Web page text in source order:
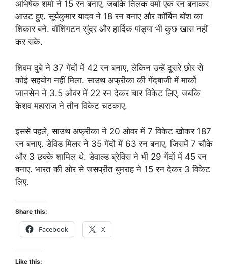
अभिषेक शर्मा ने 15 रन बनाए, जबकि तिलक वर्मा एक रन बनाकर
आउट हुए. सूर्यकुमार यादव ने 18 रन बनाए और कॉर्बिन बॉश का
शिकार बने. वॉशिंगटन सुंदर और हार्दिक पांड्या भी कुछ खास नहीं
कर सके.
शिवम दुबे ने 37 गेंदों में 42 रन बनाए, लेकिन उन्हें दूसरे छोर से
कोई सहयोग नहीं मिला. साउथ अफ्रीका की गेंदबाजी में मार्को
जानसेन ने 3.5 ओवर में 22 रन देकर चार विकेट लिए, जबकि
केशव महाराज ने तीन विकेट चटकाए.
इससे पहले, साउथ अफ्रीका ने 20 ओवर में 7 विकेट खोकर 187
रन बनाए. डेविड मिलर ने 35 गेंदों में 63 रन बनाए, जिसमें 7 चौके
और 3 छक्के शामिल थे. डेवाल्ड ब्रेविस ने भी 29 गेंदों में 45 रन
बनाए. भारत की ओर से जसप्रीत बुमराह ने 15 रन देकर 3 विकेट
लिए.
Share this:
Facebook X
Like this: